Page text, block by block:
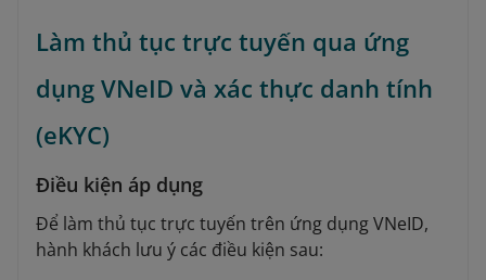
Làm thủ tục trực tuyến qua ứng
dụng VNeID và xác thực danh tính
(eKYC)
Điều kiện áp dụng
Để làm thủ tục trực tuyến trên ứng dụng VNeID,
hành khách lưu ý các điều kiện sau: